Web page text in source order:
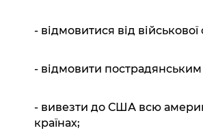
- відмовитися від
- відмовити
- вивезти до США всю
країнах;